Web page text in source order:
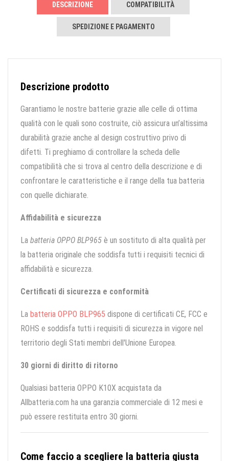
DESCRIZIONE COMPATIBILITÀ
SPEDIZIONE E PAGAMENTO
Descrizione prodotto
Garantiamo le nostre batterie grazie alle celle di ottima
qualità con le quali sono costruite, ciò assicura un’altissima
durabilità grazie anche al design costruttivo privo di
difetti. Ti preghiamo di controllare la scheda delle
compatibilità che si trova al centro della descrizione e di
confrontare le caratteristiche e il range della tua batteria
con quelle dichiarate.
Affidabilità e sicurezza
La batteria OPPO BLP965 è un sostituto di alta qualità per
la batteria originale che soddisfa tutti i requisiti tecnici di
affidabilità e sicurezza.
Certificati di sicurezza e conformità
La batteria OPPO BLP965 dispone di certificati CE, FCC e
ROHS e soddisfa tutti i requisiti di sicurezza in vigore nel
territorio degli Stati membri dell'Unione Europea.
30 giorni di diritto di ritorno
Qualsiasi batteria OPPO K10X acquistata da
Allbatteria.com ha una garanzia commerciale di 12 mesi e
può essere restituita entro 30 giorni.
Come faccio a scegliere la batteria giusta